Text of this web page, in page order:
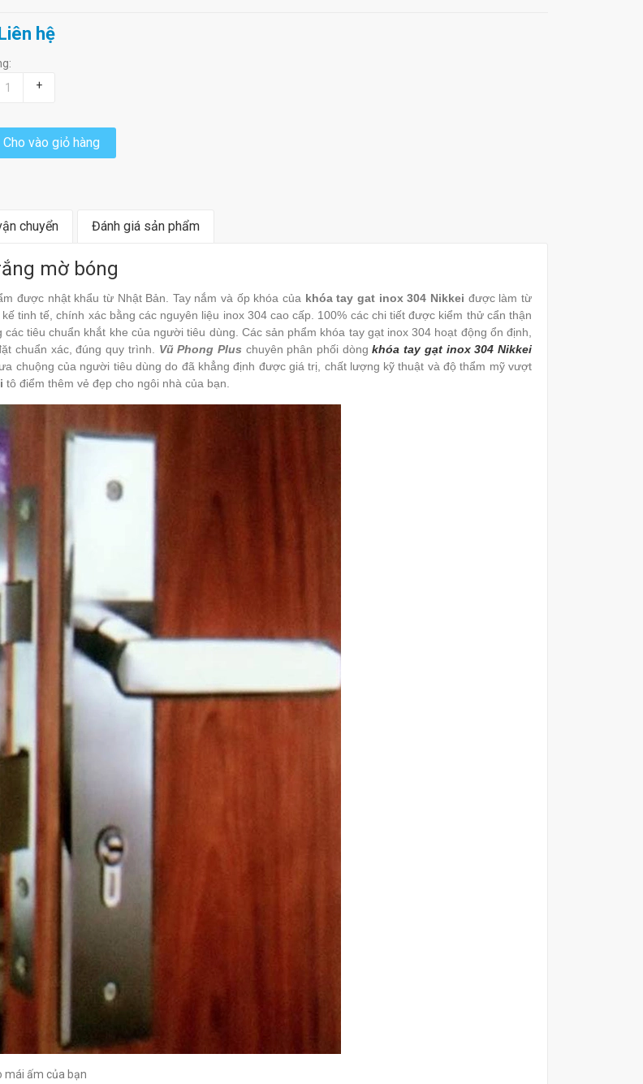
hệ
+
Cho vào giỏ hàng
chuyển Đánh giá sản phẩm
mờ bóng
được nhật khẩu từ Nhật Bản. Tay nắm và ốp khóa của khóa tay gat inox 304 Nikkei được làm từ
tinh tế, chính xác bằng các nguyên liệu inox 304 cao cấp. 100% các chi tiết được kiểm thử cẩn thận
tiêu chuẩn khắt khe của người tiêu dùng. Các sản phẩm khóa tay gạt inox 304 hoạt động ổn định,
chuẩn xác, đúng quy trình. Vũ Phong Plus chuyên phân phối dòngkhóa tay gạt inox 304 Nikkei
chuộng của người tiêu dùng do đã khẳng định được giá trị, chất lượng kỹ thuật và độ thẩm mỹ vượt
tô điểm thêm vẻ đẹp cho ngôi nhà của bạn.
mái ấm của bạn